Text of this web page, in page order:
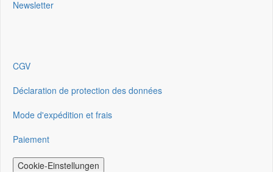
Newsletter
CGV
Déclaration de protection des données
Mode d'expédition et frais
Paiement
Cookie-Einstellungen